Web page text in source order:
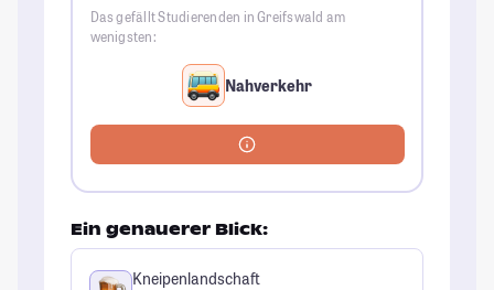
Das gefällt Studierenden in Greifswald am
wenigsten:
Nahverkehr
Ein genauerer Blick:
Kneipenlandschaft